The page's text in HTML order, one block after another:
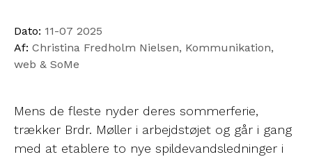
Dato: 11-07 2025
Af: Christina Fredholm Nielsen, Kommunikation,
web & SoMe
Mens de fleste nyder deres sommerferie,
trækker Brdr. Møller i arbejdstøjet og går i gang
med at etablere to nye spildevandsledninger i